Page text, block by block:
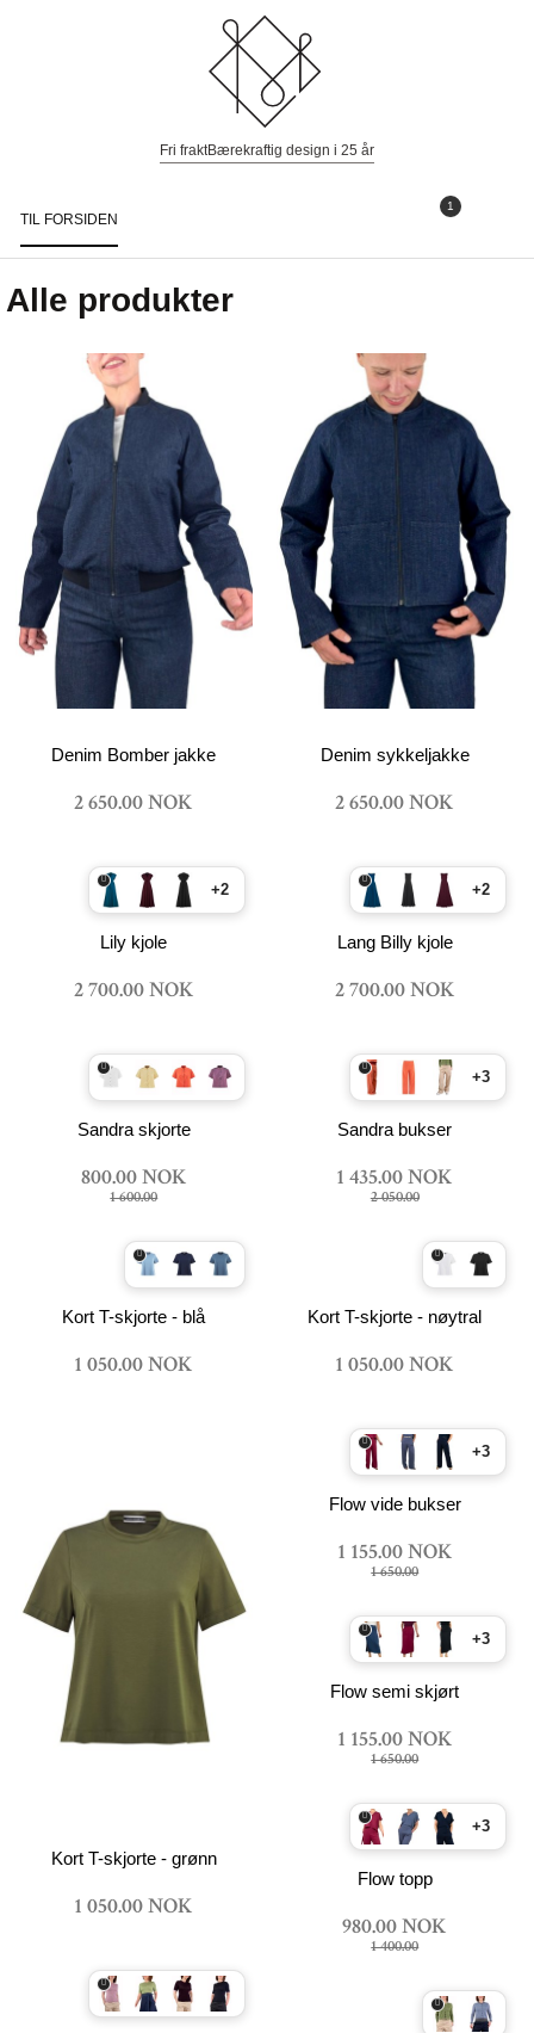
Fri fraktBærekraftig design i 25 år
1
TIL FORSIDEN
Alle produkter
Denim Bomber jakke
2 650.00 NOK
Denim sykkeljakke
2 650.00 NOK
+2
Lily kjole
2 700.00 NOK
+2
Lang Billy kjole
2 700.00 NOK
Sandra skjorte
800.00 NOK
1 600.00
+3
Sandra bukser
1 435.00 NOK
2 050.00
Kort T-skjorte - blå
1 050.00 NOK
Kort T-skjorte - nøytral
1 050.00 NOK
Kort T-skjorte - grønn
1 050.00 NOK
+3
Flow vide bukser
1 155.00 NOK
1 650.00
+3
Flow semi skjørt
1 155.00 NOK
1 650.00
+3
Flow topp
980.00 NOK
1 400.00